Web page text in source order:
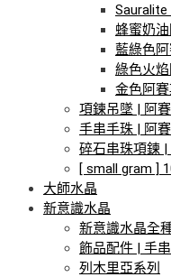
蜂蜜奶
藍綠色
綠色火
金色阿
項鍊吊墜 | 阿
手串手珠 | 阿
碎石串珠項鍊
[ small gram ]
大師水晶
新意識水晶
新意識水晶全
飾品配件 | 手
列木里亞系列